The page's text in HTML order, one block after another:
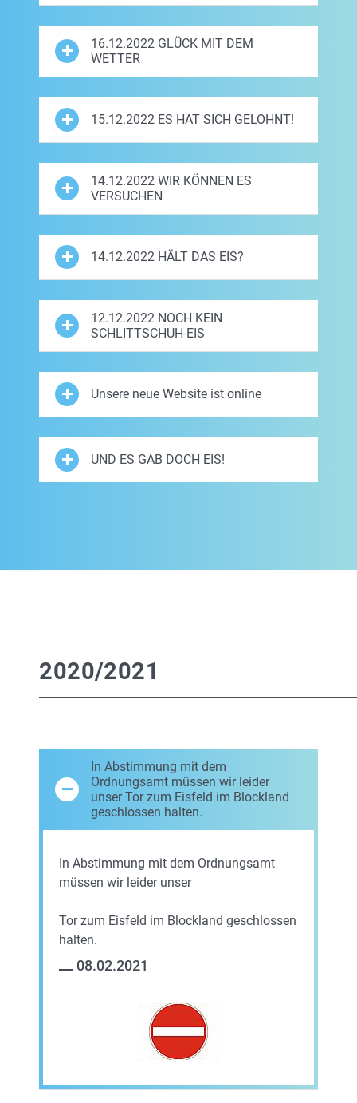
16.12.2022 GLÜCK MIT DEM
WETTER
15.12.2022 ES HAT SICH GELOHNT!
14.12.2022 WIR KÖNNEN ES
VERSUCHEN
14.12.2022 HÄLT DAS EIS?
12.12.2022 NOCH KEIN
SCHLITTSCHUH-EIS
Unsere neue Website ist online
UND ES GAB DOCH EIS!
2020/2021
In Abstimmung mit dem
Ordnungsamt müssen wir leider
unser Tor zum Eisfeld im Blockland
geschlossen halten.
In Abstimmung mit dem Ordnungsamt
müssen wir leider unser
Tor zum Eisfeld im Blockland geschlossen
halten.
08.02.2021